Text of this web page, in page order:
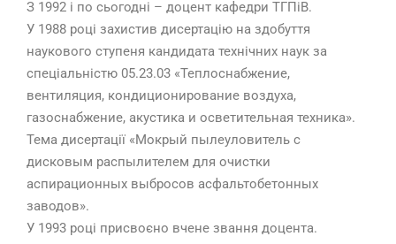
З 1992 і по сьогодні – доцент кафедри ТГПіВ.
У 1988 році захистив дисертацію на здобуття
наукового ступеня кандидата технічних наук за
спеціальністю 05.23.03 «Теплоснабжение,
вентиляция, кондиционирование воздуха,
газоснабжение, акустика и осветительная техника».
Тема дисертації «Мокрый пылеуловитель с
дисковым распылителем для очистки
аспирационных выбросов асфальтобетонных
заводов».
У 1993 році присвоєно вчене звання доцента.